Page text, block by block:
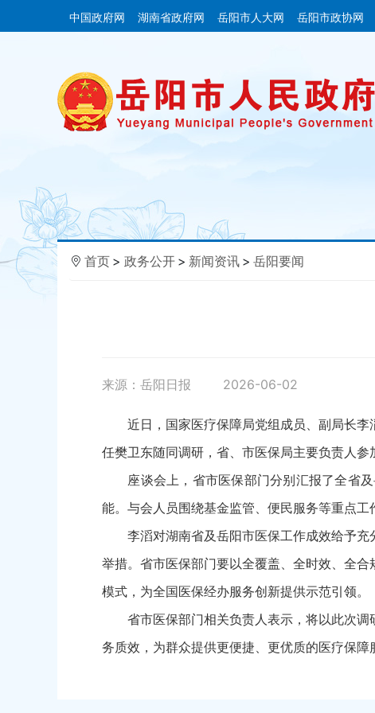
中国政府网 湖南省政府网 岳阳市人大网 岳阳市政协网
首页 > 政务公开 > 新闻资讯 > 岳阳要闻
来源：岳阳日报 2026-06-02
近日，国家医疗保障局党组成员、副局长李
任樊卫东随同调研，省、市医保局主要负责人参
座谈会上，省市医保部门分别汇报了全省及
能。与会人员围绕基金监管、便民服务等重点工
李滔对湖南省及岳阳市医保工作成效给予充
举措。省市医保部门要以全覆盖、全时效、全
模式，为全国医保经办服务创新提供示范引领。
省市医保部门相关负责人表示，将以此次调
务质效，为群众提供更便捷、更优质的医疗保障